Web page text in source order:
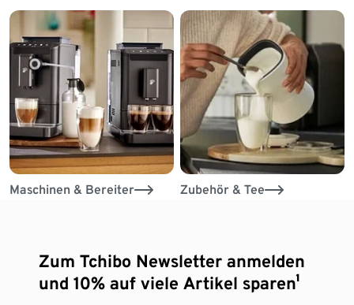
Maschinen & Bereiter Zubehör & Tee
Zum Tchibo Newsletter anmelden
und 10% auf viele Artikel sparen¹